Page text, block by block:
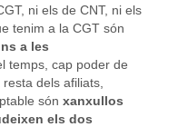
ni els de CNT, ni els
tenim a la CGT són
a les
temps, cap poder de
dels afiliats,
són xanxullos
els dos